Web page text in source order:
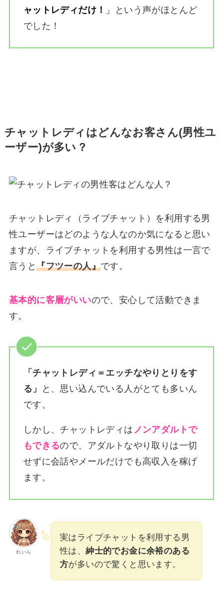
ャットレディだけ！
」
という声がほとんど
でした！
チャットレディはどんなお客さん(男性ユ
ーザー)が多い？
チャットレディ（ライブチャット）を利用する男
性ユーザーはどのような人なのか気になると思い
ますが、ライブチャットを利用する男性は一言で
言うと『フツーの人』です。
基本的に客層がいいので、安心して活動できま
す。
「チャットレディ＝エッチなやりとりをす
る」
と、思い込んでいる人がとても多いん
です。
しかし、チャットレディは ノンアダルトで
もできるので、アダルトなやり取りは一切
せずに会話やメールだけでも高収入を稼げ
ます。
れいら
実はライブチャットを利用する男
性は、紳士的でお金に余裕のある
方が多いので驚くと思います。